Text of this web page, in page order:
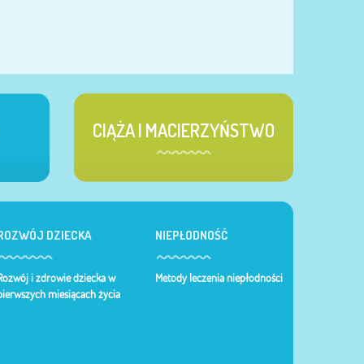
CIĄŻA I MACIERZYŃSTWO
DZIECKA
i zdrowie dziecka w
miesiącach życia
NIEPŁODNOŚĆ
Metody leczenia niepłodności